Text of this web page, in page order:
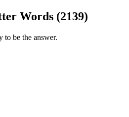
Words (2139)
to be the answer.